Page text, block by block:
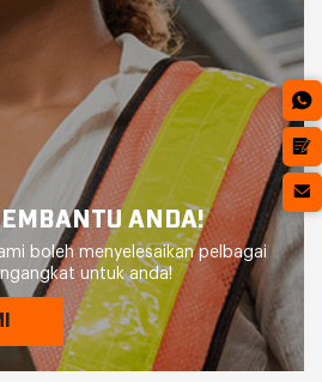
ANDA!
boleh menyelesaikan pelbagai
untuk anda!